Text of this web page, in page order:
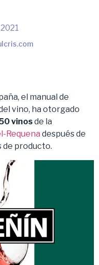
el manual de
vino, ha otorgado
vinosde la
Requena después de
de producto.